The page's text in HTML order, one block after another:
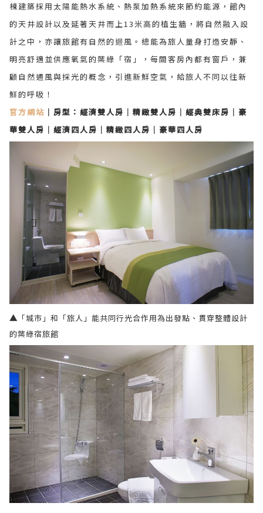
棟建築採用太陽能熱水系統、熱泵加熱系統來節約能源，館內
的天井設計以及延著天井而上13米高的植生牆，將自然融入設
計之中，亦讓旅館有自然的迴風。總能為旅人量身打造安靜、
明亮舒適並供應氧氣的葉綠「宿」，每間客房內都有窗戶，兼
顧自然通風與採光的概念，引進新鮮空氣，給旅人不同以往新
鮮的呼吸！
官方網站 ｜房型： 經濟雙人房｜精緻雙人房｜經典雙床房｜豪
華雙人房｜經濟四人房｜精緻四人房｜豪華四人房
▲ 「城市」和「旅人」能共同行光合作用為出發點、貫穿整體設計
的葉綠宿旅館